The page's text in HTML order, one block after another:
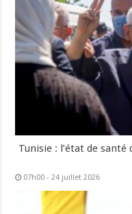
Tunisie : l’état de santé
07h00 - 24 juillet 2026